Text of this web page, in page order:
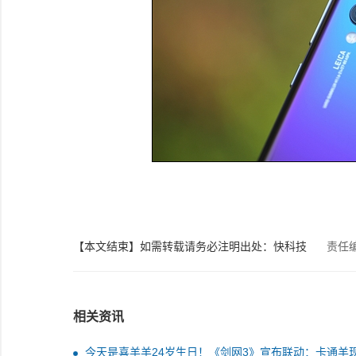
【本文结束】如需转载请务必注明出处：快科技 责任
相关资讯
今天是喜羊羊24岁生日！《剑网3》宣布联动：卡通羊